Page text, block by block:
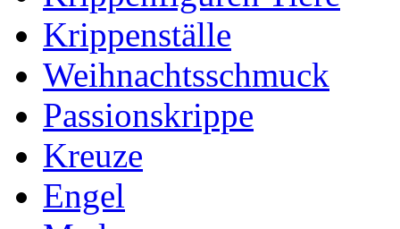
Krippenställe
Weihnachtsschmuck
Passionskrippe
Kreuze
Engel